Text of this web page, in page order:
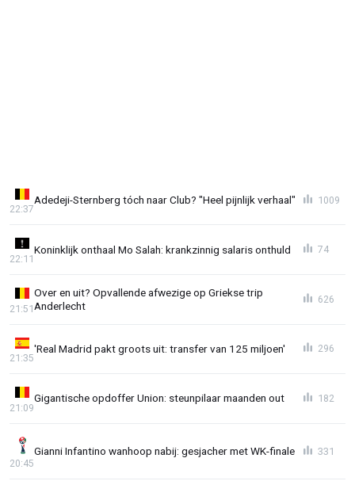
Adedeji-Sternberg tóch naar Club? "Heel pijnlijk verhaal"
22:37
1009
Koninklijk onthaal Mo Salah: krankzinnig salaris onthuld
22:11
74
Over en uit? Opvallende afwezige op Griekse trip
Anderlecht
21:51
626
'Real Madrid pakt groots uit: transfer van 125 miljoen'
21:35
296
Gigantische opdoffer Union: steunpilaar maanden out
21:09
182
Gianni Infantino wanhoop nabij: gesjacher met WK-finale
20:45
331